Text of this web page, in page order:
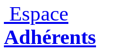
Espace
Adhérents